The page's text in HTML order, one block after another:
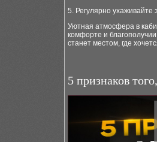
5. Регулярно ухаживайте
Уютная атмосфера в
комфорте и
станет местом, где
5 признаков